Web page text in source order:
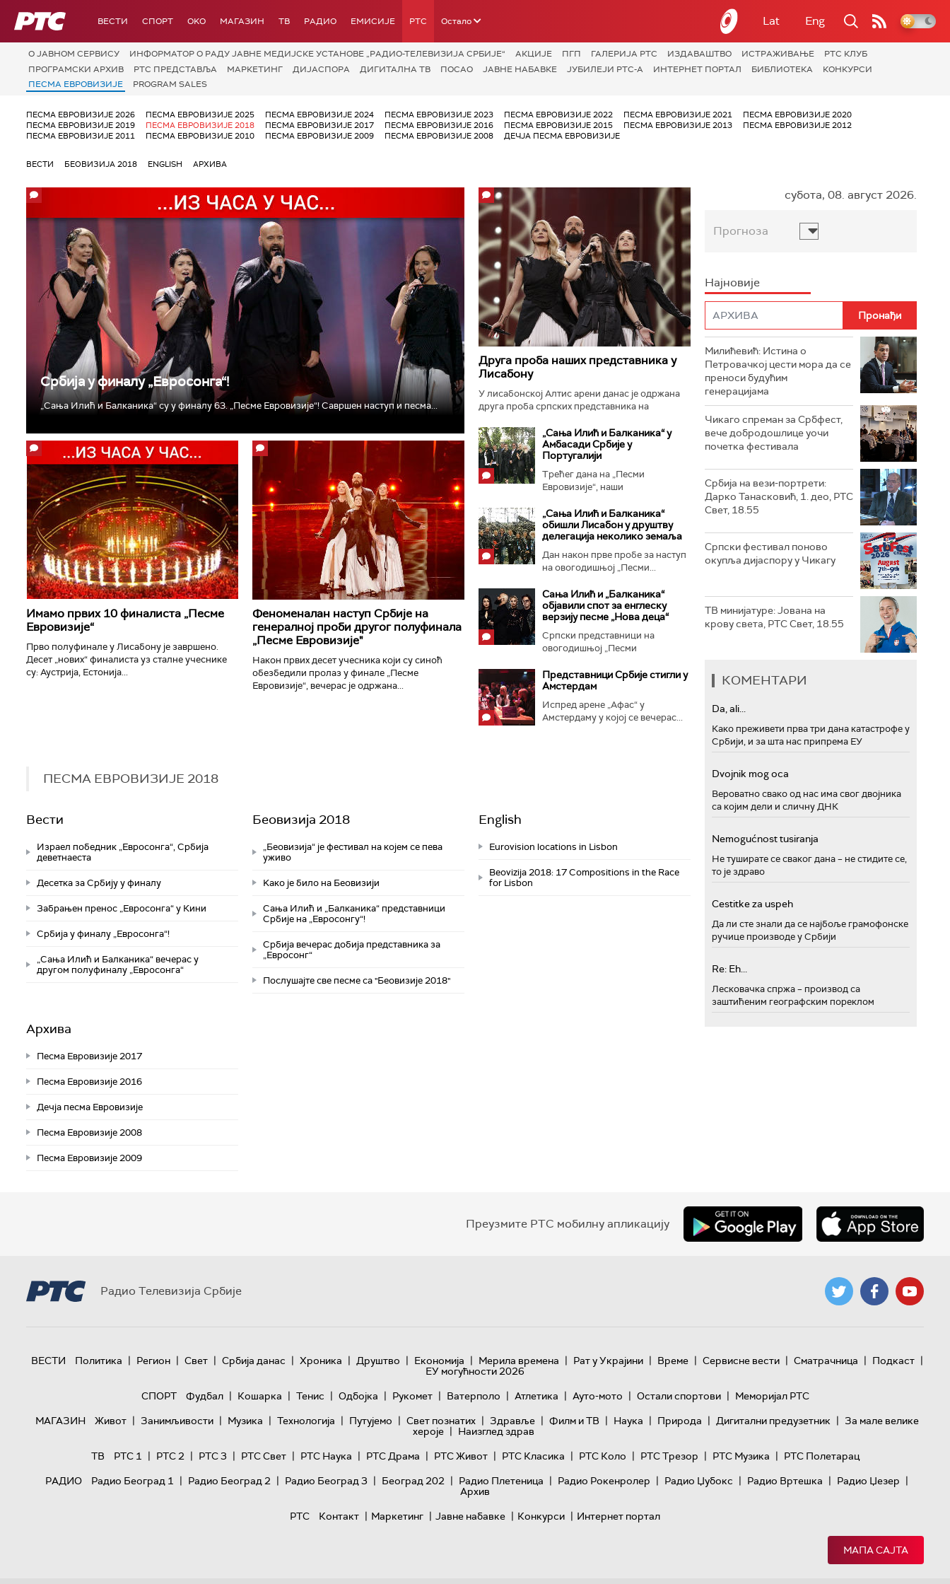
РТС ВЕСТИ СПОРТ OKO МАГАЗИН ТВ РАДИО ЕМИСИЈЕ РТС Остало Lat Eng
О JАВНОМ СЕРВИСУ ИНФОРМАТОР О РАДУ ЈАВНЕ МЕДИЈСКЕ УСТАНОВЕ „РАДИО-ТЕЛЕВИЗИЈА СРБИЈЕ“ АКЦИЈЕ ПГП ГАЛЕРИЈА РТС ИЗДАВАШТВО ИСТРАЖИВАЊЕ
РТС КЛУБ
ПРОГРАМСКИ АРХИВ
РТС ПРЕДСТАВЉА МАРКЕТИНГ ДИЈАСПОРА ДИГИТАЛНА ТВ ПОСАО ЈАВНЕ НАБАВКЕ ЈУБИЛЕЈИ РТС-А ИНТЕРНЕТ ПОРТАЛ БИБЛИОТЕКА
КОНКУРСИ
ПЕСМА ЕВРОВИЗИЈЕ
PROGRAM SALES
ПЕСМА ЕВРОВИЗИЈЕ 2026 ПЕСМА ЕВРОВИЗИЈЕ 2025 ПЕСМА ЕВРОВИЗИЈЕ 2024 ПЕСМА ЕВРОВИЗИЈЕ 2023 ПЕСМА ЕВРОВИЗИЈЕ 2022 ПЕСМА ЕВРОВИЗИЈЕ 2021
ПЕСМА ЕВРОВИЗИЈЕ 2020
ПЕСМА ЕВРОВИЗИЈЕ 2019
ПЕСМА ЕВРОВИЗИЈЕ 2018 ПЕСМА ЕВРОВИЗИЈЕ 2017 ПЕСМА ЕВРОВИЗИЈЕ 2016 ПЕСМА ЕВРОВИЗИЈЕ 2015 ПЕСМА ЕВРОВИЗИЈЕ 2013
ПЕСМА ЕВРОВИЗИЈЕ 2012
ПЕСМА ЕВРОВИЗИЈЕ 2011
ПЕСМА ЕВРОВИЗИЈЕ 2010 ПЕСМА ЕВРОВИЗИЈЕ 2009 ПЕСМА ЕВРОВИЗИЈЕ 2008 ДЕЧЈА ПЕСМА ЕВРОВИЗИЈЕ
ВЕСТИ БЕОВИЗИЈА 2018 ENGLISH АРХИВА
Србија у финалу „Eвросонга“!
„Сања Илић и Балканика“ су у финалу 63. „Песме Евровизије“! Савршен наступ и песма...
Имамо првих 10 финалиста „Песме
Евровизије“
Прво полуфинале у Лисабону је завршено.
Десет „нових“ финалиста уз сталне учеснике
су: Аустрија, Естонија...
Феноменалан наступ Србије на
генералној проби другог полуфинала
„Песме Евровизије"
Након првих десет учесника који су синоћ
обезбедили пролаз у финале „Песме
Евровизије“, вечерас је одржана...
Друга проба наших представника у
Лисабону
У лисабонској Алтис арени данас је одржана
друга проба српских представника на
„Сања Илић и Балканика“ у
Амбасади Србије у
Португалији
Трећег дана на „Песми
Евровизије“, наши
„Сања Илић и Балканика“
обишли Лисабон у друштву
делегација неколико земаља
Дан након прве пробе за наступ
на овогодишњој „Песми...
Сања Илић и „Балканика“
објавили спот за енглеску
верзију песме „Нова деца“
Српски представници на
овогодишњој „Песми
Представници Србије стигли у
Амстердам
Испред арене „Афас“ у
Амстердаму у којој се вечерас...
ПЕСМА ЕВРОВИЗИЈЕ 2018
Вести
Израел победник „Евросонга“, Србија
деветнаеста
Десетка за Србију у финалу
Забрањен пренос „Евросонга“ у Кини
Србија у финалу „Eвросонга“!
„Сања Илић и Балканика“ вечерас у
другом полуфиналу „Евросонга“
Беовизија 2018
„Беовизија“ је фестивал на којем се пева
уживо
Kако је било на Беовизији
Сања Илић и „Балканика“ представници
Србије на „Евросонгу“!
Србија вечерас добија представника за
„Евросонг“
Послушајте све песме са "Беовизије 2018"
English
Eurovision locations in Lisbon
Beovizija 2018: 17 Compositions in the Race
for Lisbon
Архива
Песма Евровизије 2017
Песма Евровизије 2016
Дечја песма Евровизије
Песма Евровизије 2008
Песма Евровизије 2009
субота, 08. август 2026.
Прогноза
Најновије
Милићевић: Истина о
Петровачкој цести мора да се
преноси будућим
генерацијама
Чикаго спреман за Србфест,
вече добродошлице уочи
почетка фестивала
Србија на вези-портрети:
Дарко Танасковић, 1. део, РТС
Свет, 18.55
Српски фестивал поново
окупља дијаспору у Чикагу
ТВ минијатуре: Јована на
крову света, РТС Свет, 18.55
КОМЕНТАРИ
Da, ali...
Како преживети прва три дана катастрофе у
Србији, и за шта нас припрема ЕУ
Dvojnik mog oca
Вероватно свако од нас има свог двојника
са којим дели и сличну ДНК
Nemogućnost tusiranja
Не туширате се сваког дана – не стидите се,
то је здраво
Cestitke za uspeh
Да ли сте знали да се најбоље грамофонске
ручице производе у Србији
Re: Eh...
Лесковачка спржа – производ са
заштићеним географским пореклом
Преузмите РТС мобилну апликацију
Радио Телевизија Србије
ВЕСТИ Политика | Регион | Свет | Србија данас | Хроника | Друштво | Економија | Мерила времена | Рат у Украјини | Време | Сервисне вести | Сматрачница | Подкаст |
ЕУ могућности 2026
СПОРТ
Фудбал | Кошарка | Тенис | Одбојка | Рукомет | Ватерполо | Атлетика | Ауто-мото | Остали спортови | Меморијал РТС
МАГАЗИН
Живот | Занимљивости | Музика | Технологијa | Путујемо | Свет познатих | Здравље | Филм и ТВ | Наука | Природа | Дигитални предузетник | За мале велике
хероје | Наизглед здрав
ТВ
РТС 1 | РТС 2 | РТС 3 | РТС Свет | РТС Наука | РТС Драма | РТС Живот | РТС Класика | РТС Коло | РТС Трезор | РТС Музика | РТС Полетарац
РАДИО
Радио Београд 1 | Радио Београд 2 | Радио Београд 3 | Београд 202 | Радио Плетеница | Радио Рокенролер | Радио Џубокс | Радио Вртешка | Радио Џезер |
Архив
РТС
Контакт | Маркетинг | Јавне набавке | Конкурси | Интернет портал
МАПА САЈТА